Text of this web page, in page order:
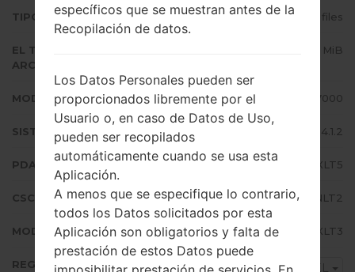
TIPO DE FIRMWARE 4 files
EL TAMAÑO DEL
ARCHIVO
789.29 MiB
MODELO Samsung GT-N7000
SISTEMA OPERATIVO Android Jelly Bean 4.1.2
PDA/AP VERSIÓN N7000XXLT5
CSC VERSIÓN N7000OMNLT2
MODEM/CP VERSIÓN N7000XXLT3
REGIÓN IEL
específicos que se muestran antes de la
Recopilación de datos.
Los Datos Personales pueden ser
proporcionados libremente por el
Usuario o, en caso de Datos de Uso,
pueden ser recopilados
automáticamente cuando se usa esta
Aplicación.
A menos que se especifique lo contrario,
todos los Datos solicitados por esta
Aplicación son obligatorios y falta de
prestación de estos Datos puede